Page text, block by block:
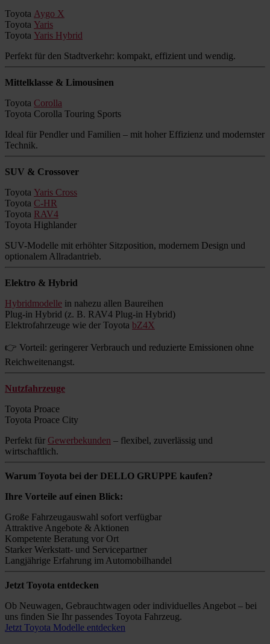
Toyota Aygo X
Toyota Yaris
Toyota Yaris Hybrid
Perfekt für den Stadtverkehr: kompakt, effizient und wendig.
Mittelklasse & Limousinen
Toyota Corolla
Toyota Corolla Touring Sports
Ideal für Pendler und Familien – mit hoher Effizienz und modernster
Technik.
SUV & Crossover
Toyota Yaris Cross
Toyota C-HR
Toyota RAV4
Toyota Highlander
SUV-Modelle mit erhöhter Sitzposition, modernem Design und
optionalem Allradantrieb.
Elektro & Hybrid
Hybridmodelle in nahezu allen Baureihen
Plug-in Hybrid (z. B. RAV4 Plug-in Hybrid)
Elektrofahrzeuge wie der Toyota bZ4X
👉 Vorteil: geringerer Verbrauch und reduzierte Emissionen ohne
Reichweitenangst.
Nutzfahrzeuge
Toyota Proace
Toyota Proace City
Perfekt für Gewerbekunden – flexibel, zuverlässig und
wirtschaftlich.
Warum Toyota bei der DELLO GRUPPE kaufen?
Ihre Vorteile auf einen Blick:
Große Fahrzeugauswahl sofort verfügbar
Attraktive Angebote & Aktionen
Kompetente Beratung vor Ort
Starker Werkstatt- und Servicepartner
Langjährige Erfahrung im Automobilhandel
Jetzt Toyota entdecken
Ob Neuwagen, Gebrauchtwagen oder individuelles Angebot – bei
uns finden Sie Ihr passendes Toyota Fahrzeug.
Jetzt Toyota Modelle entdecken